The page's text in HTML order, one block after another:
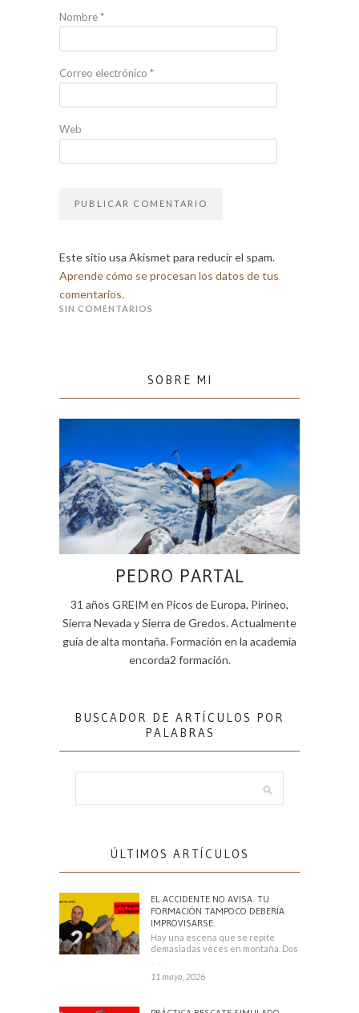
Nombre*
Correo electrónico *
Web
Este sitio usa Akismet para reducir el spam.
Aprende cómo se procesan los datos de tus
comentarios.
SIN COMENTARIOS
SOBRE MI
PEDRO PARTAL
31 años GREIM en Picos de Europa, Pirineo,
Sierra Nevada y Sierra de Gredos. Actualmente
guía de alta montaña. Formación en la academia
encorda2 formación.
BUSCADOR DE ARTÍCULOS POR
PALABRAS
ÚLTIMOS ARTÍCULOS
EL ACCIDENTE NO AVISA. TU
FORMACIÓN TAMPOCO DEBERÍA
IMPROVISARSE.
Hay una escena que se repite
demasiadas veces en montaña. Dos
11 mayo, 2026